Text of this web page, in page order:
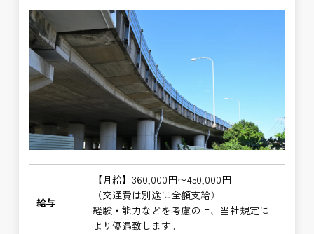
給与
【月給】360,000円〜450,000円
（交通費は別途に全額支給）
経験・能力などを考慮の上、当社規定に
より優遇致します。